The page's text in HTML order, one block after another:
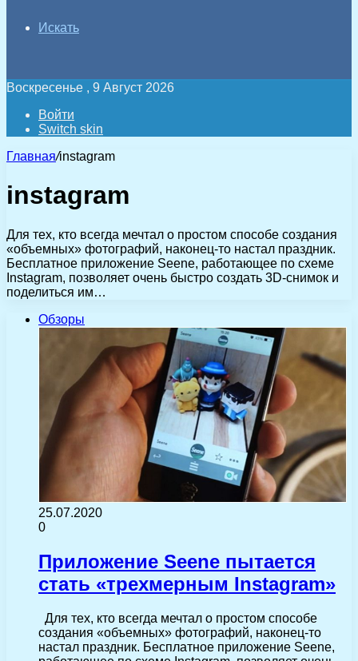
Искать
Воскресенье , 9 Август 2026
Войти
Switch skin
Главная/instagram
instagram
Для тех, кто всегда мечтал о простом способе создания
«объемных» фотографий, наконец-то настал праздник.
Бесплатное приложение Seene, работающее по схеме
Instagram, позволяет очень быстро создать 3D-снимок и
поделиться им…
Обзоры
25.07.2020
0
Приложение Seene пытается
стать «трехмерным Instagram»
Для тех, кто всегда мечтал о простом способе
создания «объемных» фотографий, наконец-то
настал праздник. Бесплатное приложение Seene,